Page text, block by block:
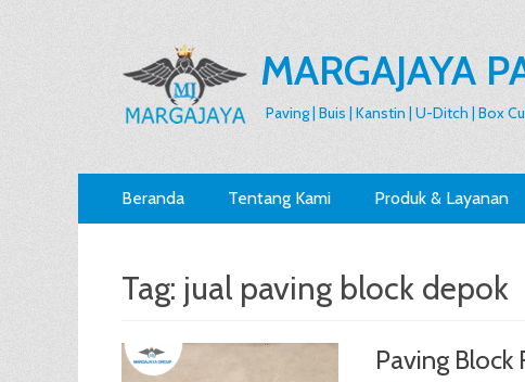
MARGAJAYA
Paving | Buis | Kanstin | U-Ditch | Box
Primary
Menu
Beranda Tentang Kami Produk & Layanan
Tag: jual paving block depok
Paving Block